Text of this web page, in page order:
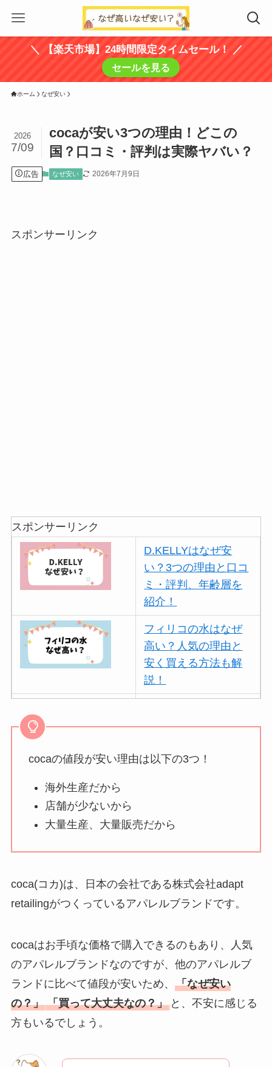
＼ 【楽天市場】24時間限定タイムセール！ ／
セールを見る
ホーム なぜ安い
cocaが安い3つの理由！どこの
国？口コミ・評判は実際ヤバい？
2026
7/09
広告 なぜ安い 2026年7月9日
スポンサーリンク
スポンサーリンク
D.KELLYはなぜ安
い？3つの理由と口コ
ミ・評判、年齢層を
紹介！
フィリコの水はなぜ
高い？人気の理由と
安く買える方法も解
説！
ンはなぜ人気？3つの
を紹介！
気？安く買う方法も
ェイスマスクが安い
理由は？3つの理由と
想夫恋はなぜ高い？
人気の理由と安く買
える方法も解説！
ぜ人気？安く買える
cocaの値段が安い理由は以下の3つ！
海外生産だから
店舗が少ないから
大量生産、大量販売だから
coca(コカ)は、日本の会社である株式会社adapt
retailingがつくっているアパレルブランドです。
cocaはお手頃な価格で購入できるのもあり、人気
のアパレルブランドなのですが、他のアパレルブ
ランドに比べて値段が安いため、 「なぜ安い
の？」 「買って大丈夫なの？」 と、不安に感じる
方もいるでしょう。